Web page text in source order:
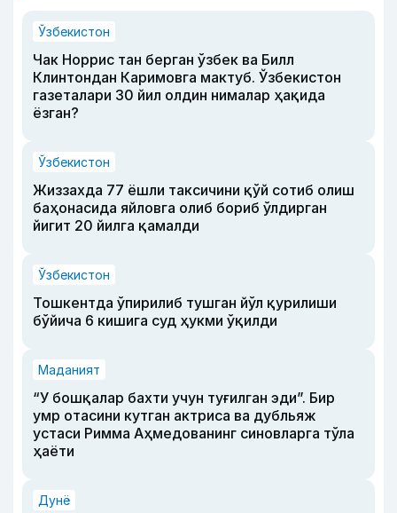
Ўзбекистон
Чак Норрис тан берган ўзбек ва Билл
Клинтондан Каримовга мактуб. Ўзбекистон
газеталари 30 йил олдин нималар ҳақида
ёзган?
Ўзбекистон
Жиззахда 77 ёшли таксичини қўй сотиб олиш
баҳонасида яйловга олиб бориб ўлдирган
йигит 20 йилга қамалди
Ўзбекистон
Тошкентда ўпирилиб тушган йўл қурилиши
бўйича 6 кишига суд ҳукми ўқилди
Маданият
“У бошқалар бахти учун туғилган эди”. Бир
умр отасини кутган актриса ва дубльяж
устаси Римма Аҳмедованинг синовларга тўла
ҳаёти
Дунё